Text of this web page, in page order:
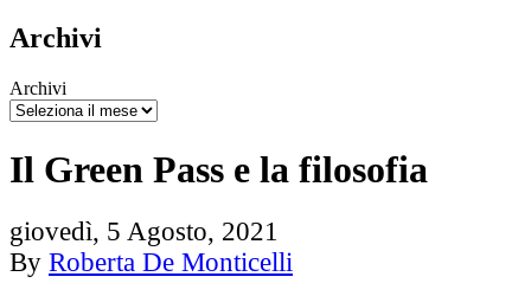
Archivi
Archivi
Il Green Pass e la filosofia
giovedì, 5 Agosto, 2021
By Roberta De Monticelli